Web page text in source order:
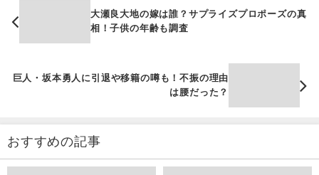
大瀬良大地の嫁は誰？サプライズプロポーズの真
相！子供の年齢も調査
巨人・坂本勇人に引退や移籍の噂も！不振の理由
は腰だった？
おすすめの記事